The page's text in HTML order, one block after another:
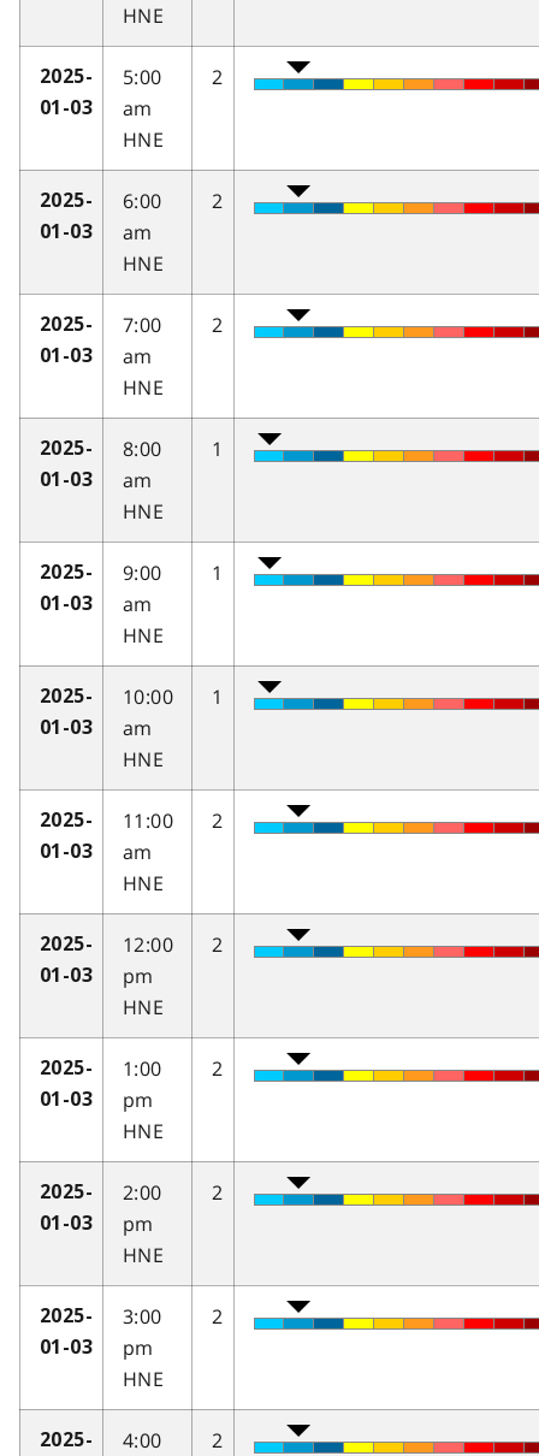
HNE
2025-
01-03
5:00
am
HNE
2
2025-
01-03
6:00
am
HNE
2
2025-
01-03
7:00
am
HNE
2
2025-
01-03
8:00
am
HNE
1
2025-
01-03
9:00
am
HNE
1
2025-
01-03
10:00
am
HNE
1
2025-
01-03
11:00
am
HNE
2
2025-
01-03
12:00
pm
HNE
2
2025-
01-03
1:00
pm
HNE
2
2025-
01-03
2:00
pm
HNE
2
2025-
01-03
3:00
pm
HNE
2
2025-
4:00
2